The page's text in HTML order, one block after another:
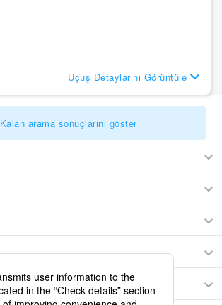
Uçuş Detaylarını Görüntüle
Kalan arama sonuçlarını göster